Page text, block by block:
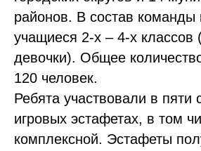
районов. В состав
учащиеся 2-х – 4-х классов
девочки). Общее
120 человек.
Ребята участвовали в пяти
игровых эстафетах, в том
комплексной. Эстафеты